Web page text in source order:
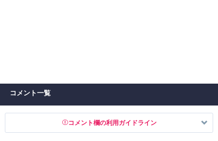
コメント一覧
コメント欄の利用ガイドライン